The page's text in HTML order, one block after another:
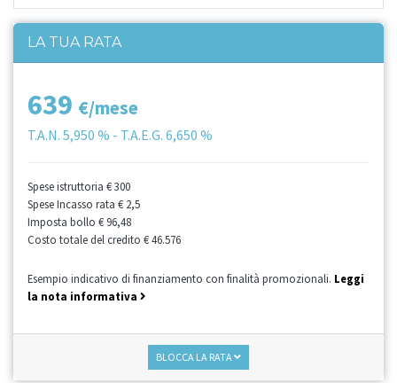
LA TUA RATA
639 €/mese
T.A.N. 5,950 % - T.A.E.G. 6,650 %
Spese istruttoria € 300
Spese Incasso rata € 2,5
Imposta bollo € 96,48
Costo totale del credito € 46.576
Esempio indicativo di finanziamento con finalità promozionali. Leggi
la nota informativa
BLOCCA LA RATA